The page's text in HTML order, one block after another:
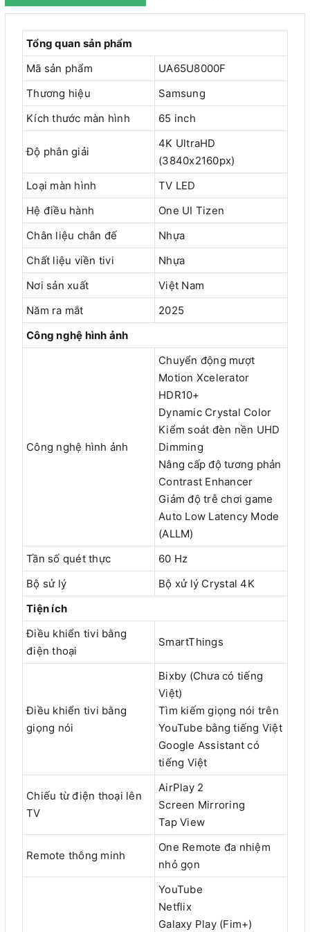
Tổng quan sản phẩm
Mã sản phẩm
UA65U8000F
Thương hiệu
Samsung
Kích thước màn hình
65 inch
Độ phân giải
4K UltraHD
(3840x2160px)
Loại màn hình
TV LED
Hệ điều hành
One UI Tizen
Chân liệu chân đế
Nhựa
Chất liệu viền tivi
Nhựa
Nơi sản xuất
Việt Nam
Năm ra mắt
2025
Công nghệ hình ảnh
Công nghệ hình ảnh
Chuyển động mượt
Motion Xcelerator
HDR10+
Dynamic Crystal Color
Kiểm soát đèn nền UHD
Dimming
Nâng cấp độ tương phản
Contrast Enhancer
Giảm độ trễ chơi game
Auto Low Latency Mode
(ALLM)
Tần số quét thực
60 Hz
Bộ sử lý
Bộ xử lý Crystal 4K
Tiện ích
Điều khiển tivi bằng
điện thoại
SmartThings
Điều khiển tivi bằng
giọng nói
Bixby (Chưa có tiếng
Việt)
Tìm kiếm giọng nói trên
YouTube bằng tiếng Việt
Google Assistant có
tiếng Việt
Chiếu từ điện thoại lên
TV
AirPlay 2
Screen Mirroring
Tap View
Remote thông minh
One Remote đa nhiệm
nhỏ gọn
YouTube
Netflix
Galaxy Play (Fim+)